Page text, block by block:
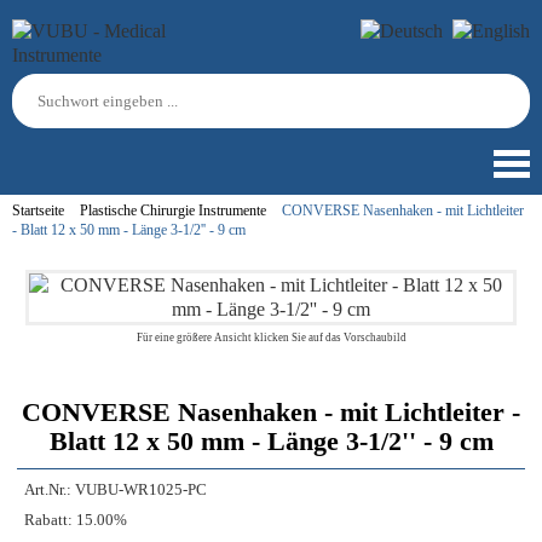
Startseite Plastische Chirurgie Instrumente
CONVERSE Nasenhaken - mit Lichtleiter
- Blatt 12 x 50 mm - Länge 3-1/2'' - 9 cm
Für eine größere Ansicht klicken Sie auf das Vorschaubild
CONVERSE Nasenhaken - mit Lichtleiter -
Blatt 12 x 50 mm - Länge 3-1/2'' - 9 cm
Art.Nr.: VUBU-WR1025-PC
Rabatt: 15.00%